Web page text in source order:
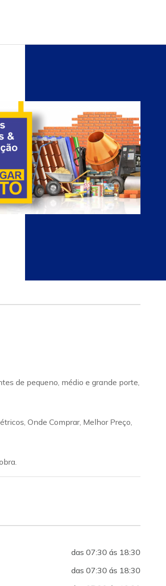
de pequeno, médio e grande porte,
Onde Comprar, Melhor Preço,
das 07:30 ás 18:30
das 07:30 ás 18:30